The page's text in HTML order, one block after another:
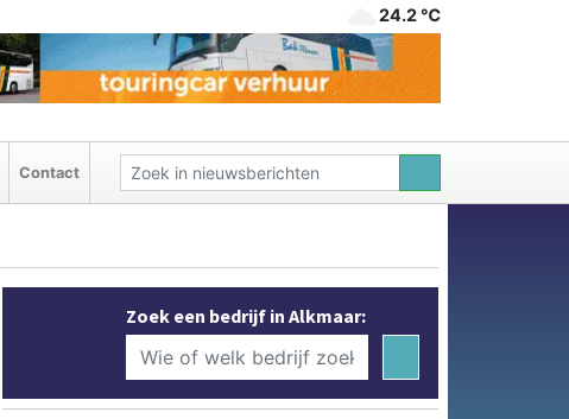
24.2 ℃
Contact
Zoek een bedrijf in Alkmaar: